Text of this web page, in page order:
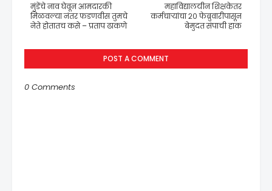
महाविद्यालयीन शिक्षकेतर
कर्मचाऱ्यांचा २० फेब्रुवारीपासून
बेमुदत संपाची हाक
मुंडेंचे नाव घेवून आमदारकी
मिळवल्या नंतर फडणवीस तुमचे
नेते होतातच कसे – प्रताप ढाकणे
POST A COMMENT
0 Comments